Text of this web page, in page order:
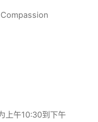
上午10:30到下午